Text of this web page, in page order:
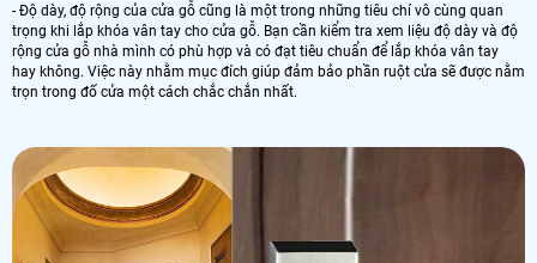
- Độ dày, độ rộng của cửa gỗ cũng là một trong những tiêu chí vô cùng quan
trọng khi lắp khóa vân tay cho cửa gỗ. Bạn cần kiểm tra xem liệu độ dày và độ
rộng cửa gỗ nhà mình có phù hợp và có đạt tiêu chuẩn để lắp khóa vân tay
hay không. Việc này nhằm mục đích giúp đảm bảo phần ruột cửa sẽ được nằm
trọn trong đố cửa một cách chắc chắn nhất.